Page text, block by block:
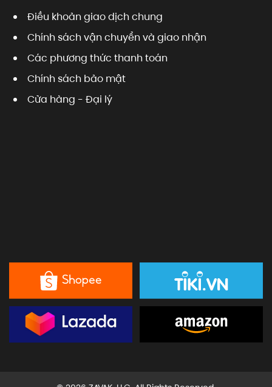
Điều khoản giao dịch chung
Chính sách vận chuyển và giao nhận
Các phương thức thanh toán
Chính sách bảo mật
Cửa hàng - Đại lý